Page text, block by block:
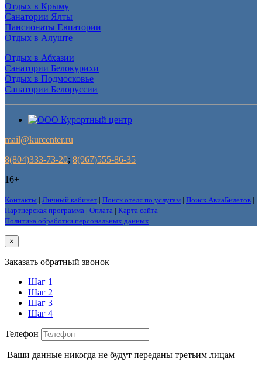
Отдых в Крыму
Санатории Ялты
Пансионаты Евпатории
Отдых в Алуште
Отдых в Абхазии
Санатории Белокурихи
Отдых в Подмосковье
Санатории Белоруссии
mail@kurcenter.ru
8(804)333-73-20; 8(967)555-86-35
16+
Контакты | Личный кабинет | Поиск отеля по услугам | Поиск АвиаБилетов |
Партнерская программа | Оплата | Карта сайта
Политика обработки персональных данных
×
Заказать обратный звонок
Шаг 1
Шаг 2
Шаг 3
Шаг 4
Телефон
Ваши данные никогда не будут переданы третьим лицам